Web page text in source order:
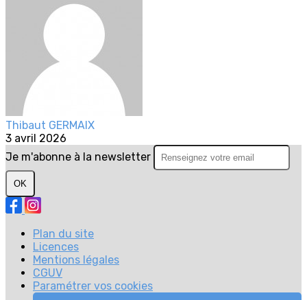
Thibaut GERMAIX
3 avril 2026
Je m'abonne à la newsletter
OK
Plan du site
Licences
Mentions légales
CGUV
Paramétrer vos cookies